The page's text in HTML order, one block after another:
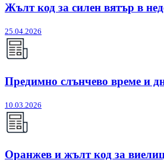
Жълт код за силен вятър в
25.04.2026
Предимно слънчево време и
10.03.2026
Оранжев и жълт код за